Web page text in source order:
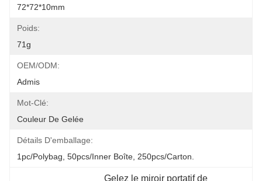
72*72*10mm
Poids:
71g
OEM/ODM:
Admis
Mot-Clé:
Couleur De Gelée
Détails D'emballage:
1pc/polybag, 50pcs/inner Boîte, 250pcs/carton.
Gelez le miroir portatif de